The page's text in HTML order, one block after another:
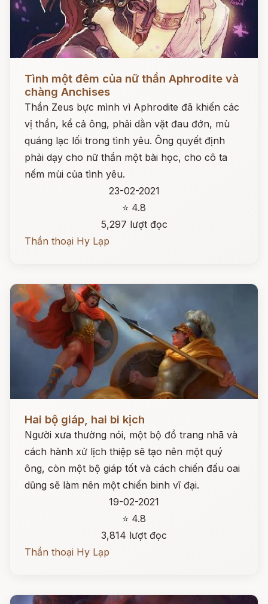
Tình một đêm của nữ thần Aphrodite và
chàng Anchises
Thần Zeus bực mình vì Aphrodite đã khiến các
vị thần, kể cả ông, phải dằn vặt đau đớn, mù
quáng lạc lối trong tình yêu. Ông quyết định
phải dạy cho nữ thần một bài học, cho cô ta
nếm mùi của tình yêu.
23-02-2021
⭐ 4.8
5,297 lượt đọc
Thần thoại Hy Lạp
Hai bộ giáp, hai bi kịch
Người xưa thường nói, một bộ đồ trang nhã và
cách hành xử lịch thiệp sẽ tạo nên một quý
ông, còn một bộ giáp tốt và cách chiến đấu oai
dũng sẽ làm nên một chiến binh vĩ đại.
19-02-2021
⭐ 4.8
3,814 lượt đọc
Thần thoại Hy Lạp